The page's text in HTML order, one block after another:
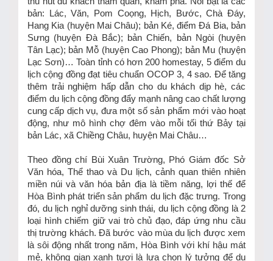
bản: Lác, Văn, Pom Coọng, Hịch, Bước, Chà Đáy,
Hang Kia (huyện Mai Châu); bản Ké, điểm Đá Bia, bản
Sưng (huyện Đà Bắc); bản Chiến, bản Ngòi (huyện
Tân Lạc); bản Mỗ (huyện Cao Phong); bản Mu (huyện
Lạc Sơn)… Toàn tỉnh có hơn 200 homestay, 5 điểm du
lịch cộng đồng đạt tiêu chuẩn OCOP 3, 4 sao. Để tăng
thêm trải nghiệm hấp dẫn cho du khách dịp hè, các
điểm du lịch cộng đồng đẩy mạnh nâng cao chất lượng
cung cấp dịch vụ, đưa một số sản phẩm mới vào hoạt
động, như mô hình chợ đêm vào mỗi tối thứ Bảy tại
bản Lác, xã Chiềng Châu, huyện Mai Châu…
Theo đồng chí Bùi Xuân Trường, Phó Giám đốc Sở
Văn hóa, Thể thao và Du lịch, cảnh quan thiên nhiên
miền núi và văn hóa bản địa là tiềm năng, lợi thế để
Hòa Bình phát triển sản phẩm du lịch đặc trưng. Trong
đó, du lịch nghỉ dưỡng sinh thái, du lịch cộng đồng là 2
loại hình chiếm giữ vai trò chủ đạo, đáp ứng nhu cầu
thị trường khách. Đã bước vào mùa du lịch được xem
là sôi động nhất trong năm, Hòa Bình với khí hậu mát
mẻ, không gian xanh tươi là lựa chọn lý tưởng để du